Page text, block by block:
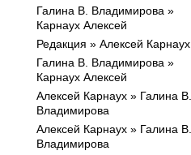
Галина В. Владимирова »
Карнаух Алексей
Редакция » Алексей Карнаух
Галина В. Владимирова »
Карнаух Алексей
Алексей Карнаух » Галина В.
Владимирова
Алексей Карнаух » Галина В.
Владимирова